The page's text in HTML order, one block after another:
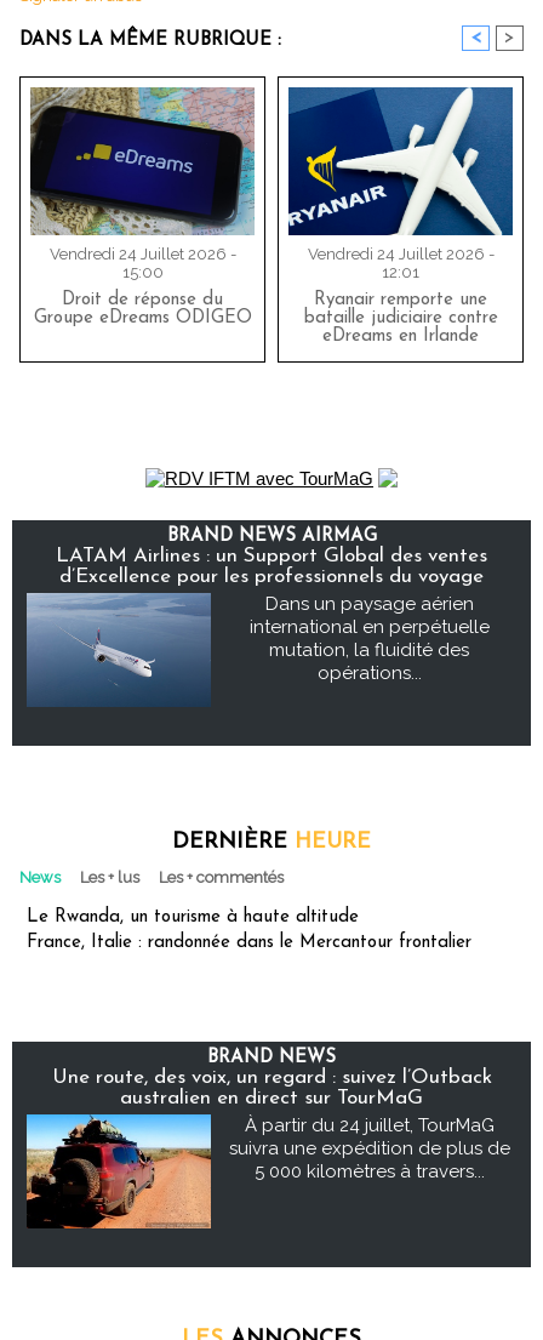
DANS LA MÊME RUBRIQUE : < >
Vendredi 24 Juillet 2026 -
15:00
Droit de réponse du
Groupe eDreams ODIGEO
Vendredi 24 Juillet 2026 -
12:01
Ryanair remporte une
bataille judiciaire contre
eDreams en Irlande
BRAND NEWS AIRMAG
LATAM Airlines : un Support Global des ventes
d’Excellence pour les professionnels du voyage
Dans un paysage aérien
international en perpétuelle
mutation, la fluidité des
opérations...
DERNIÈRE HEURE
News Les + lus Les + commentés
Le Rwanda, un tourisme à haute altitude
France, Italie : randonnée dans le Mercantour frontalier
BRAND NEWS
Une route, des voix, un regard : suivez l’Outback
australien en direct sur TourMaG
À partir du 24 juillet, TourMaG
suivra une expédition de plus de
5 000 kilomètres à travers...